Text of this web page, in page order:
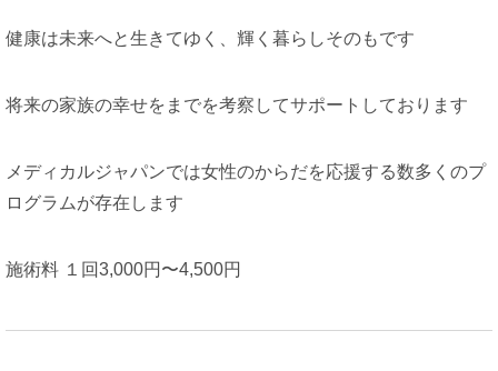
健康は未来へと生きてゆく、輝く暮らしそのもです
将来の家族の幸せをまでを考察してサポートしております
メディカルジャパンでは女性のからだを応援する数多くのプ
ログラムが存在します
施術料 １回3,000円〜4,500円